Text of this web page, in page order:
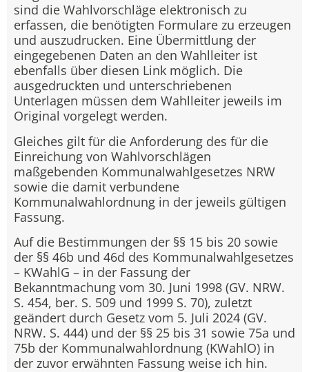
sind die Wahlvorschläge elektronisch zu
erfassen, die benötigten Formulare zu erzeugen
und auszudrucken. Eine Übermittlung der
eingegebenen Daten an den Wahlleiter ist
ebenfalls über diesen Link möglich. Die
ausgedruckten und unterschriebenen
Unterlagen müssen dem Wahlleiter jeweils im
Original vorgelegt werden.
Gleiches gilt für die Anforderung des für die
Einreichung von Wahlvorschlägen
maßgebenden Kommunalwahlgesetzes NRW
sowie die damit verbundene
Kommunalwahlordnung in der jeweils gültigen
Fassung.
Auf die Bestimmungen der §§ 15 bis 20 sowie
der §§ 46b und 46d des Kommunalwahlgesetzes
– KWahlG – in der Fassung der
Bekanntmachung vom 30. Juni 1998 (GV. NRW.
S. 454, ber. S. 509 und 1999 S. 70), zuletzt
geändert durch Gesetz vom 5. Juli 2024 (GV.
NRW. S. 444) und der §§ 25 bis 31 sowie 75a und
75b der Kommunalwahlordnung (KWahlO) in
der zuvor erwähnten Fassung weise ich hin.